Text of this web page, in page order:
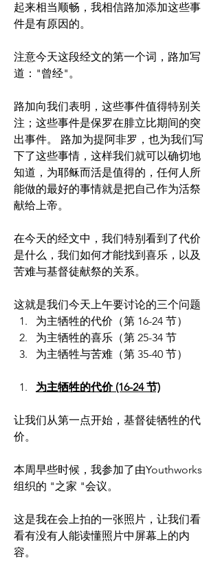
起来相当顺畅，我相信路加添加这些事
件是有原因的。
注意今天这段经文的第一个词，路加写
道："曾经"。
路加向我们表明，这些事件值得特别关
注；这些事件是保罗在腓立比期间的突
出事件。 路加为提阿非罗，也为我们写
下了这些事情，这样我们就可以确切地
知道，为耶稣而活是值得的，任何人所
能做的最好的事情就是把自己作为活祭
献给上帝。
在今天的经文中，我们特别看到了代价
是什么，我们如何才能找到喜乐，以及
苦难与基督徒献祭的关系。
这就是我们今天上午要讨论的三个问题
为主牺牲的代价（第 16-24 节）
为主牺牲的喜乐（第 25-34 节
为主牺牲与苦难（第 35-40 节）
为主牺牲的代价 (16-24 节)
让我们从第一点开始，基督徒牺牲的代
价。
本周早些时候，我参加了由Youthworks
组织的 "之家 "会议。
这是我在会上拍的一张照片，让我们看
看有没有人能读懂照片中屏幕上的内
容。